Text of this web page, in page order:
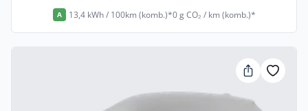
A 13,4 kWh / 100km (komb.)*0 g CO₂ / km (komb.)*